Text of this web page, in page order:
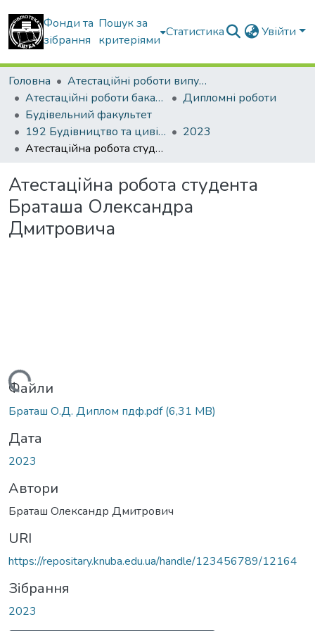
Фонди та
зібрання
Пошук за
критеріями
Статистика Увійти
Головна
Атестаційні роботи випускників
Атестаційні роботи бакалаврів
Дипломні роботи
Будівельний факультет
192 Будівництво та цивільна інженерія. Промислове і цивільне будівництво
2023
Атестаційна робота студента Браташа Олександра Дмитровича
Атестаційна робота студента
Браташа Олександра
Дмитровича
Вантажиться...
Файли
Браташ О.Д. Диплом пдф.pdf(6,31 MB)
Дата
2023
Автори
Браташ Олександр Дмитрович
URI
https://repositary.knuba.edu.ua/handle/123456789/12164
Зібрання
2023